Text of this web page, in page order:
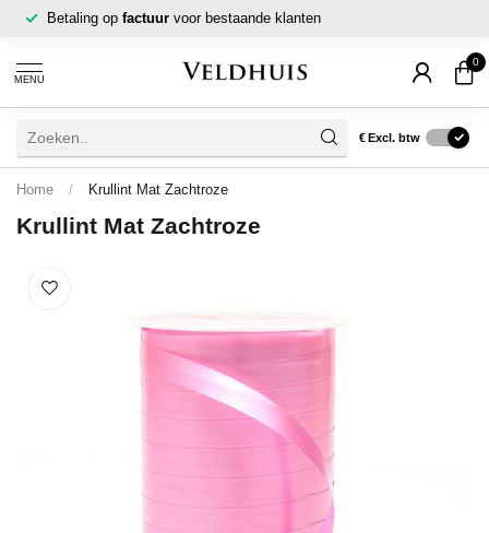
Betaling op factuur voor bestaande klanten
MENU
0
€Excl. btw
Home / Krullint Mat Zachtroze
Krullint Mat Zachtroze